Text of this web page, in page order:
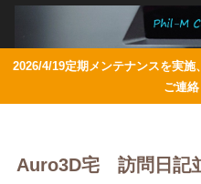
2026/4/19定期メンテナンスを実
ご連
Auro3D宅 訪問日記